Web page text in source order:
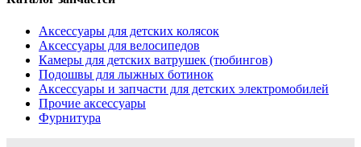
Аксессуары для детских колясок
Аксессуары для велосипедов
Камеры для детских ватрушек (тюбингов)
Подошвы для лыжных ботинок
Аксессуары и запчасти для детских электромобилей
Прочие аксессуары
Фурнитура